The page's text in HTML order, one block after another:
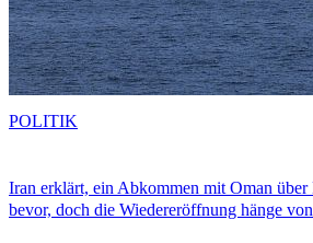
Iran erklärt, ein Abkommen mit Oman über
bevor, doch die Wiedereröffnung hänge
POLITIK